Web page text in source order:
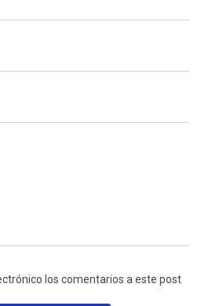
los comentarios a este post